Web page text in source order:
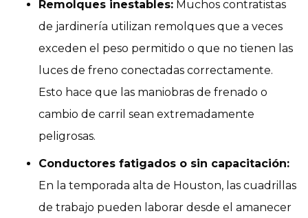
Remolques inestables: Muchos contratistas
de jardinería utilizan remolques que a veces
exceden el peso permitido o que no tienen las
luces de freno conectadas correctamente.
Esto hace que las maniobras de frenado o
cambio de carril sean extremadamente
peligrosas.
Conductores fatigados o sin capacitación:
En la temporada alta de Houston, las cuadrillas
de trabajo pueden laborar desde el amanecer